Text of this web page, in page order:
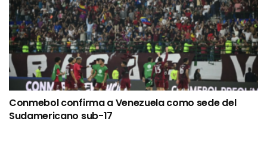
Conmebol confirma a Venezuela como sede del
Sudamericano sub-17